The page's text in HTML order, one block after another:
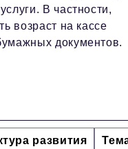
В частности,
возраст на кассе
документов.
развития